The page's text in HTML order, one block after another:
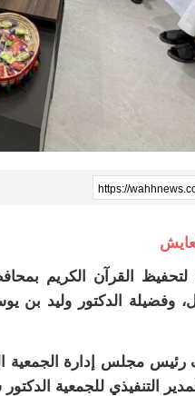
https://
وفضيلة الدكتور وليد بن
مجلس إدارة الجمعية
التنفيذي للجمعية